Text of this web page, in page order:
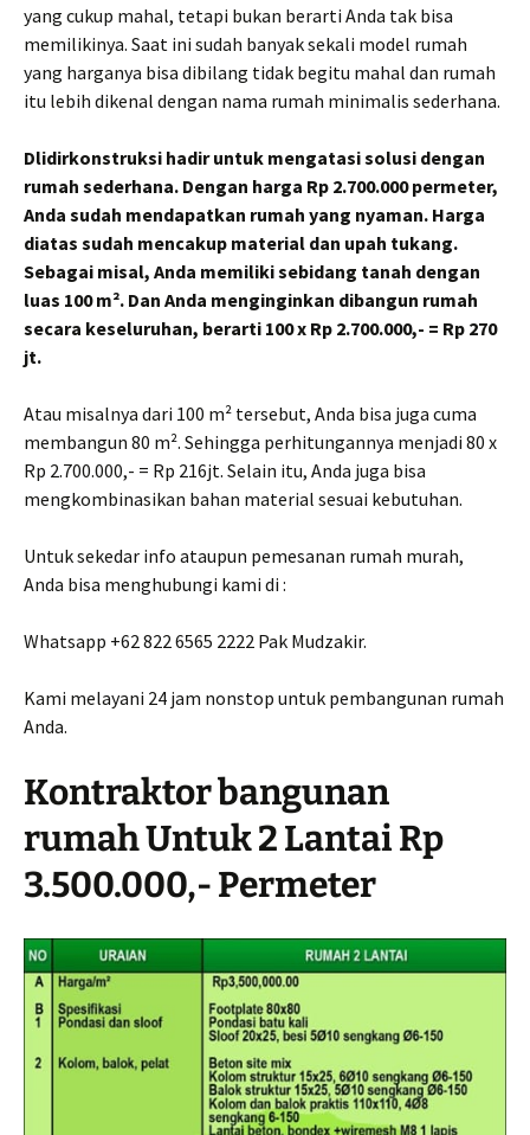
yang cukup mahal, tetapi bukan berarti Anda tak bisa
memilikinya. Saat ini sudah banyak sekali model rumah
yang harganya bisa dibilang tidak begitu mahal dan rumah
itu lebih dikenal dengan nama rumah minimalis sederhana.
Dlidirkonstruksi hadir untuk mengatasi solusi dengan
rumah sederhana. Dengan harga Rp 2.700.000 permeter,
Anda sudah mendapatkan rumah yang nyaman. Harga
diatas sudah mencakup material dan upah tukang.
Sebagai misal, Anda memiliki sebidang tanah dengan
luas 100 m². Dan Anda menginginkan dibangun rumah
secara keseluruhan, berarti 100 x Rp 2.700.000,- = Rp 270
jt.
Atau misalnya dari 100 m² tersebut, Anda bisa juga cuma
membangun 80 m². Sehingga perhitungannya menjadi 80 x
Rp 2.700.000,- = Rp 216jt. Selain itu, Anda juga bisa
mengkombinasikan bahan material sesuai kebutuhan.
Untuk sekedar info ataupun pemesanan rumah murah,
Anda bisa menghubungi kami di :
Whatsapp +62 822 6565 2222 Pak Mudzakir.
Kami melayani 24 jam nonstop untuk pembangunan rumah
Anda.
Kontraktor bangunan
rumah Untuk 2 Lantai Rp
3.500.000,- Permeter